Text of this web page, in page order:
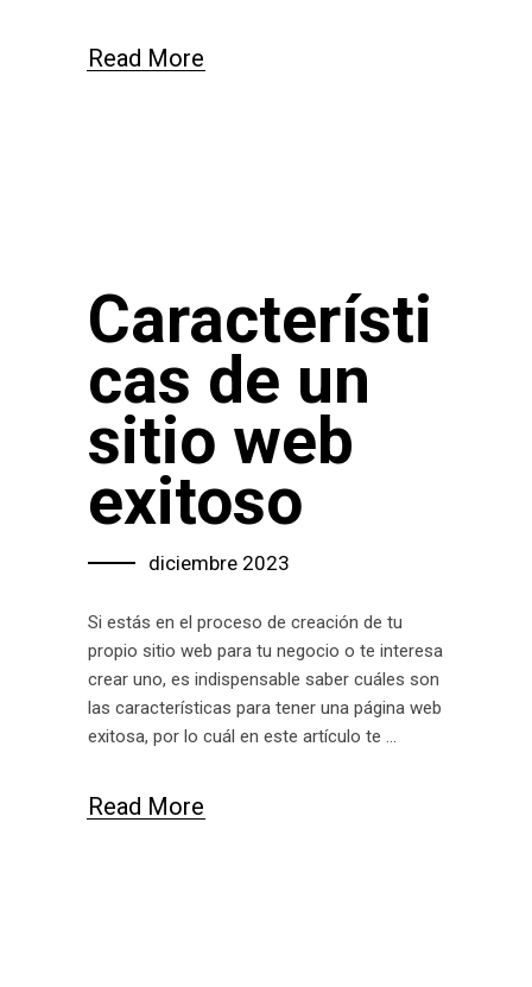
Read More
Característi
cas de un
sitio web
exitoso
diciembre 2023
Si estás en el proceso de creación de tu
propio sitio web para tu negocio o te interesa
crear uno, es indispensable saber cuáles son
las características para tener una página web
exitosa, por lo cuál en este artículo te
Read More